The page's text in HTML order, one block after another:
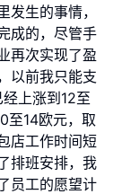
生的事情，
成的，尽管手
再次实现了盈
以前我只能支
上涨到12至
至14欧元，取
店工作时间短
排班安排，我
员工的愿望计